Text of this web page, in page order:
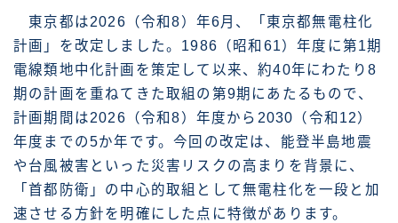
東京都は2026（令和8）年6月、「東京都無電柱化
計画」を改定しました。1986（昭和61）年度に第1期
電線類地中化計画を策定して以来、約40年にわたり8
期の計画を重ねてきた取組の第9期にあたるもので、
計画期間は2026（令和8）年度から2030（令和12）
年度までの5か年です。今回の改定は、能登半島地震
や台風被害といった災害リスクの高まりを背景に、
「首都防衛」の中心的取組として無電柱化を一段と加
速させる方針を明確にした点に特徴があります。